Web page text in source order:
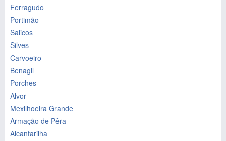
Ferragudo
Portimão
Salicos
Silves
Carvoeiro
Benagil
Porches
Alvor
Mexilhoeira Grande
Armação de Pêra
Alcantarilha